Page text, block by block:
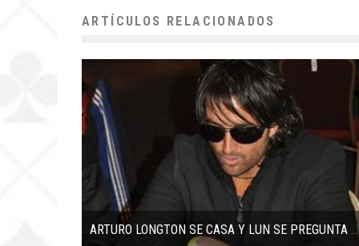
ARTÍCULOS RELACIONADOS
ARTURO LONGTON SE CASA Y LUN SE PREGUNTA SI PODRÁ JUGAR POKER PARA VIVIR AHORA